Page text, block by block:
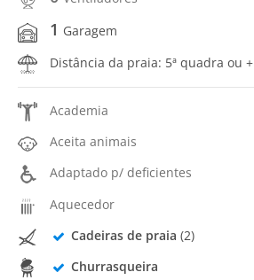
1 Garagem
Distância da praia: 5ª quadra ou +
Academia
Aceita animais
Adaptado p/ deficientes
Aquecedor
Cadeiras de praia (2)
Churrasqueira